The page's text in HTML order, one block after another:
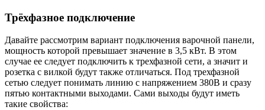
Трёхфазное подключение
Давайте рассмотрим вариант подключения варочной панели,
мощность которой превышает значение в 3,5 кВт. В этом
случае ее следует подключить к трехфазной сети, а значит и
розетка с вилкой будут также отличаться. Под трехфазной
сетью следует понимать линию с напряжением 380В и сразу
пятью контактными выходами. Сами выходы будут иметь
такие свойства: